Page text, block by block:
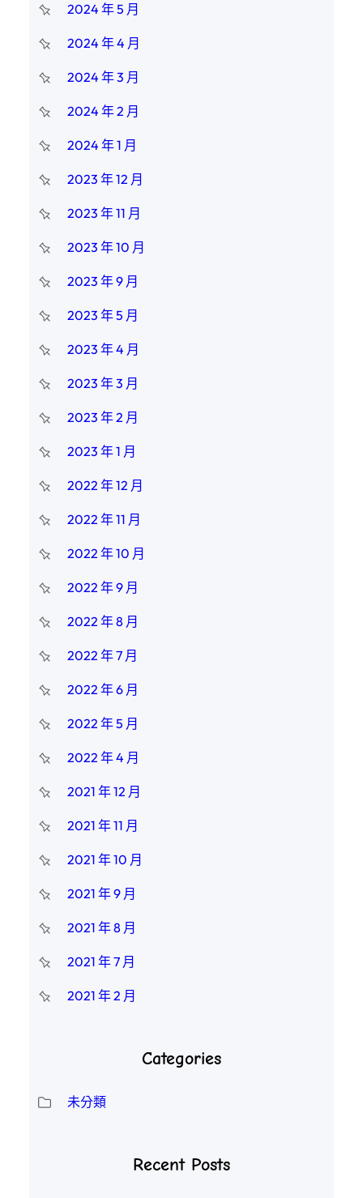
2024 年 5 月
2024 年 4 月
2024 年 3 月
2024 年 2 月
2024 年 1 月
2023 年 12 月
2023 年 11 月
2023 年 10 月
2023 年 9 月
2023 年 5 月
2023 年 4 月
2023 年 3 月
2023 年 2 月
2023 年 1 月
2022 年 12 月
2022 年 11 月
2022 年 10 月
2022 年 9 月
2022 年 8 月
2022 年 7 月
2022 年 6 月
2022 年 5 月
2022 年 4 月
2021 年 12 月
2021 年 11 月
2021 年 10 月
2021 年 9 月
2021 年 8 月
2021 年 7 月
2021 年 2 月
Categories
未分類
Recent Posts